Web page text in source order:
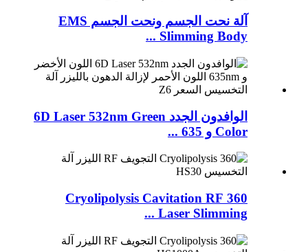
آلة نحت الجسم ونحت الجسم EMS
Slimming Body ...
الوافدون الجدد 6D Laser 532nm Green
Color و 635 ...
360 Cryolipolysis Cavitation RF
Laser Slimming ...